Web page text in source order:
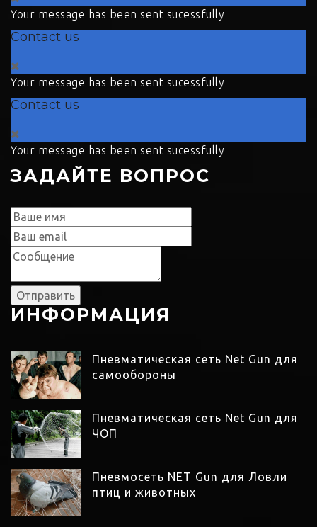
Your message has been sent sucessfully
Contact us
Your message has been sent sucessfully
Contact us
Your message has been sent sucessfully
ЗАДАЙТЕ ВОПРОС
ИНФОРМАЦИЯ
Пневматическая сеть Net Gun для
самообороны
Пневматическая сеть Net Gun для
ЧОП
Пневмосеть NET Gun для Ловли
птиц и животных